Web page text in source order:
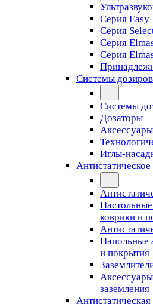
Серия Easy
Серия
Серия
Серия
Системы
Системы
Дозаторы
Аксессуары
Иглы-
Настольные
коврики и
Напольные
и покрытия
заземления
Антистатическая